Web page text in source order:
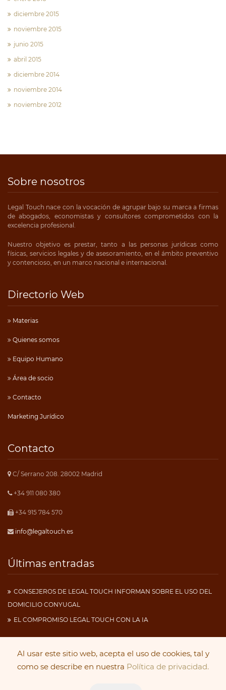
Al usar este sitio web, acepta el uso de cookies, tal y
como se describe en nuestra Política de privacidad.
diciembre 2015
noviembre 2015
junio 2015
abril 2015
diciembre 2014
noviembre 2014
noviembre 2012
Sobre nosotros
Legal Touch nace con la vocación de agrupar bajo su marca a firmas
de abogados, economistas y consultores comprometidos con la
excelencia profesional.
Nuestro objetivo es prestar, tanto a las personas jurídicas como
físicas, servicios legales y de asesoramiento, en el ámbito preventivo
y contencioso, en un marco nacional e internacional.
Directorio Web
Materias
Quienes somos
Equipo Humano
Área de socio
Contacto
Marketing Jurídico
Contacto
C/ Serrano 208. 28002 Madrid
+34 911 080 380
+34 915 784 570
info@legaltouch.es
Últimas entradas
CONSEJEROS DE LEGAL TOUCH INFORMAN SOBRE EL USO DEL
DOMICILIO CONYUGAL
EL COMPROMISO LEGAL TOUCH CON LA IA
Copyright 2019 Legal Touch. Todos los derechos